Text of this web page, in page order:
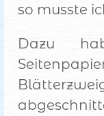
so musste
Dazu